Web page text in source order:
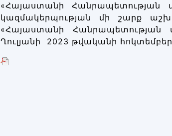
«Հայաստանի
կազմակերպության մի շարք
«Հայաստանի
Ղուլյանի 2023 թվականի